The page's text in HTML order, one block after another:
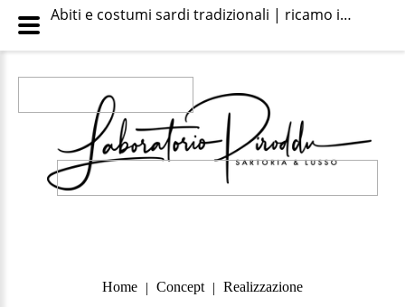
Home | Concept | Realizzazione
Abiti e costumi sardi tradizionali | ricamo in seta a mano | riporto - Category: Realizzazione ex-novo e restauro abiti e costumi sardi tradizionali - Image: Ricamo a mano in seta su raso di seta